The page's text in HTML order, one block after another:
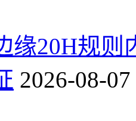
缘20H规
2026-08-